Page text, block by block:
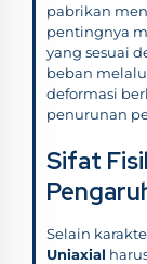
pabrikan
pentingnya
yang sesuai
beban
deformasi
penurunan
Sifat
Selain
Uniaxial